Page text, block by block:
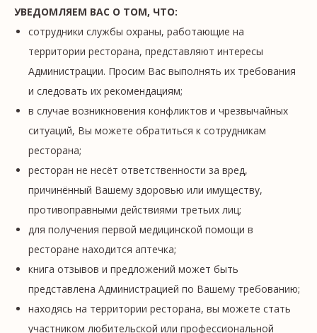
УВЕДОМЛЯЕМ ВАС О ТОМ, ЧТО:
сотрудники службы охраны, работающие на
территории ресторана, представляют интересы
Администрации. Просим Вас выполнять их требования
и следовать их рекомендациям;
в случае возникновения конфликтов и чрезвычайных
ситуаций, Вы можете обратиться к сотрудникам
ресторана;
ресторан не несёт ответственности за вред,
причинённый Вашему здоровью или имуществу,
противоправными действиями третьих лиц;
для получения первой медицинской помощи в
ресторане находится аптечка;
книга отзывов и предложений может быть
представлена Администрацией по Вашему требованию;
находясь на территории ресторана, вы можете стать
участником любительской или профессиональной